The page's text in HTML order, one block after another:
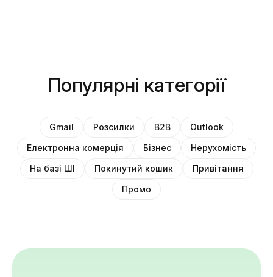
Популярні категорії
Gmail Розсилки B2B
Outlook
Електронна комерція
Бізнес
Нерухомість
На базі ШІ
Покинутий кошик
Привітання
Промо